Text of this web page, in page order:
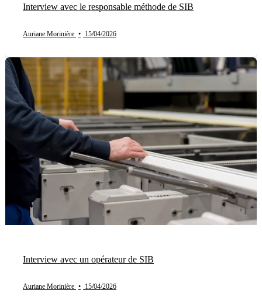
Interview avec le responsable méthode de SIB
Auriane Morinière • 15/04/2026
Interview avec un opérateur de SIB
Auriane Morinière • 15/04/2026